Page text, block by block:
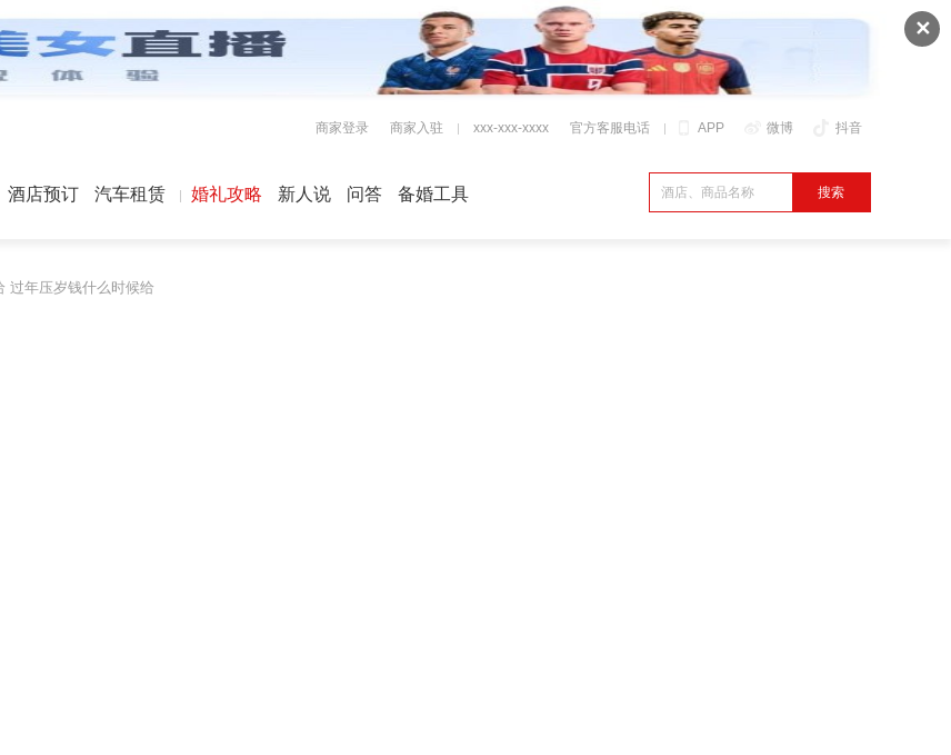
✕
APP 微博 抖音
商家登录 商家入驻 xxx-xxx-xxxx 官方客服电话
酒店预订 汽车租赁 婚礼攻略 新人说 问答 备婚工具
过年压岁钱什么时候给